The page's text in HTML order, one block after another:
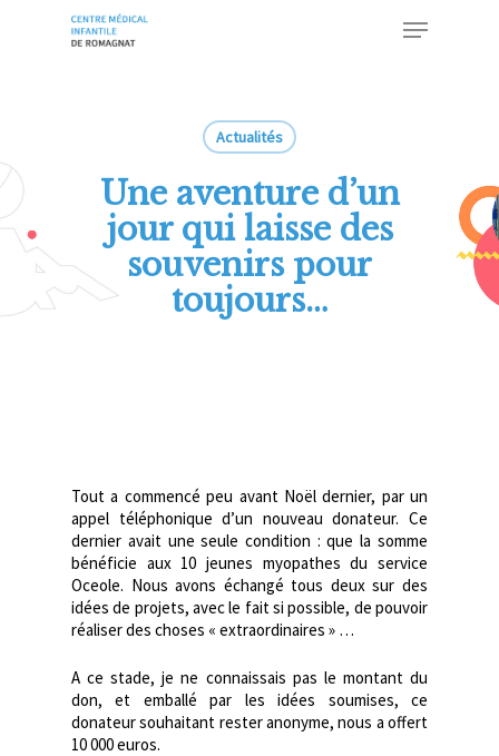
Menu
Actualités
Une aventure d’un
jour qui laisse des
souvenirs pour
toujours…
Tout a commencé peu avant Noël dernier, par un
appel téléphonique d’un nouveau donateur. Ce
dernier avait une seule condition : que la somme
bénéficie aux 10 jeunes myopathes du service
Oceole. Nous avons échangé tous deux sur des
idées de projets, avec le fait si possible, de pouvoir
réaliser des choses « extraordinaires » …
A ce stade, je ne connaissais pas le montant du
don, et emballé par les idées soumises, ce
donateur souhaitant rester anonyme, nous a offert
10 000 euros.